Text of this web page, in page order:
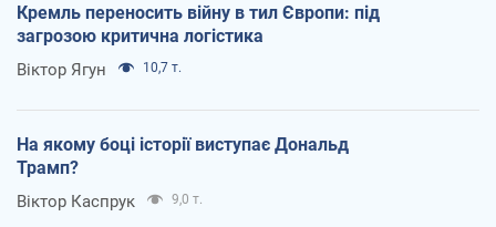
Кремль переносить війну в тил Європи: під
загрозою критична логістика
Віктор Ягун 10,7 т.
На якому боці історії виступає Дональд
Трамп?
Віктор Каспрук 9,0 т.